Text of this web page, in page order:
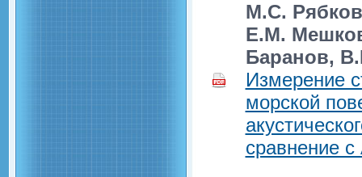
М.С.
Е.М.
Баранов,
Измерение
морской
сравнение с